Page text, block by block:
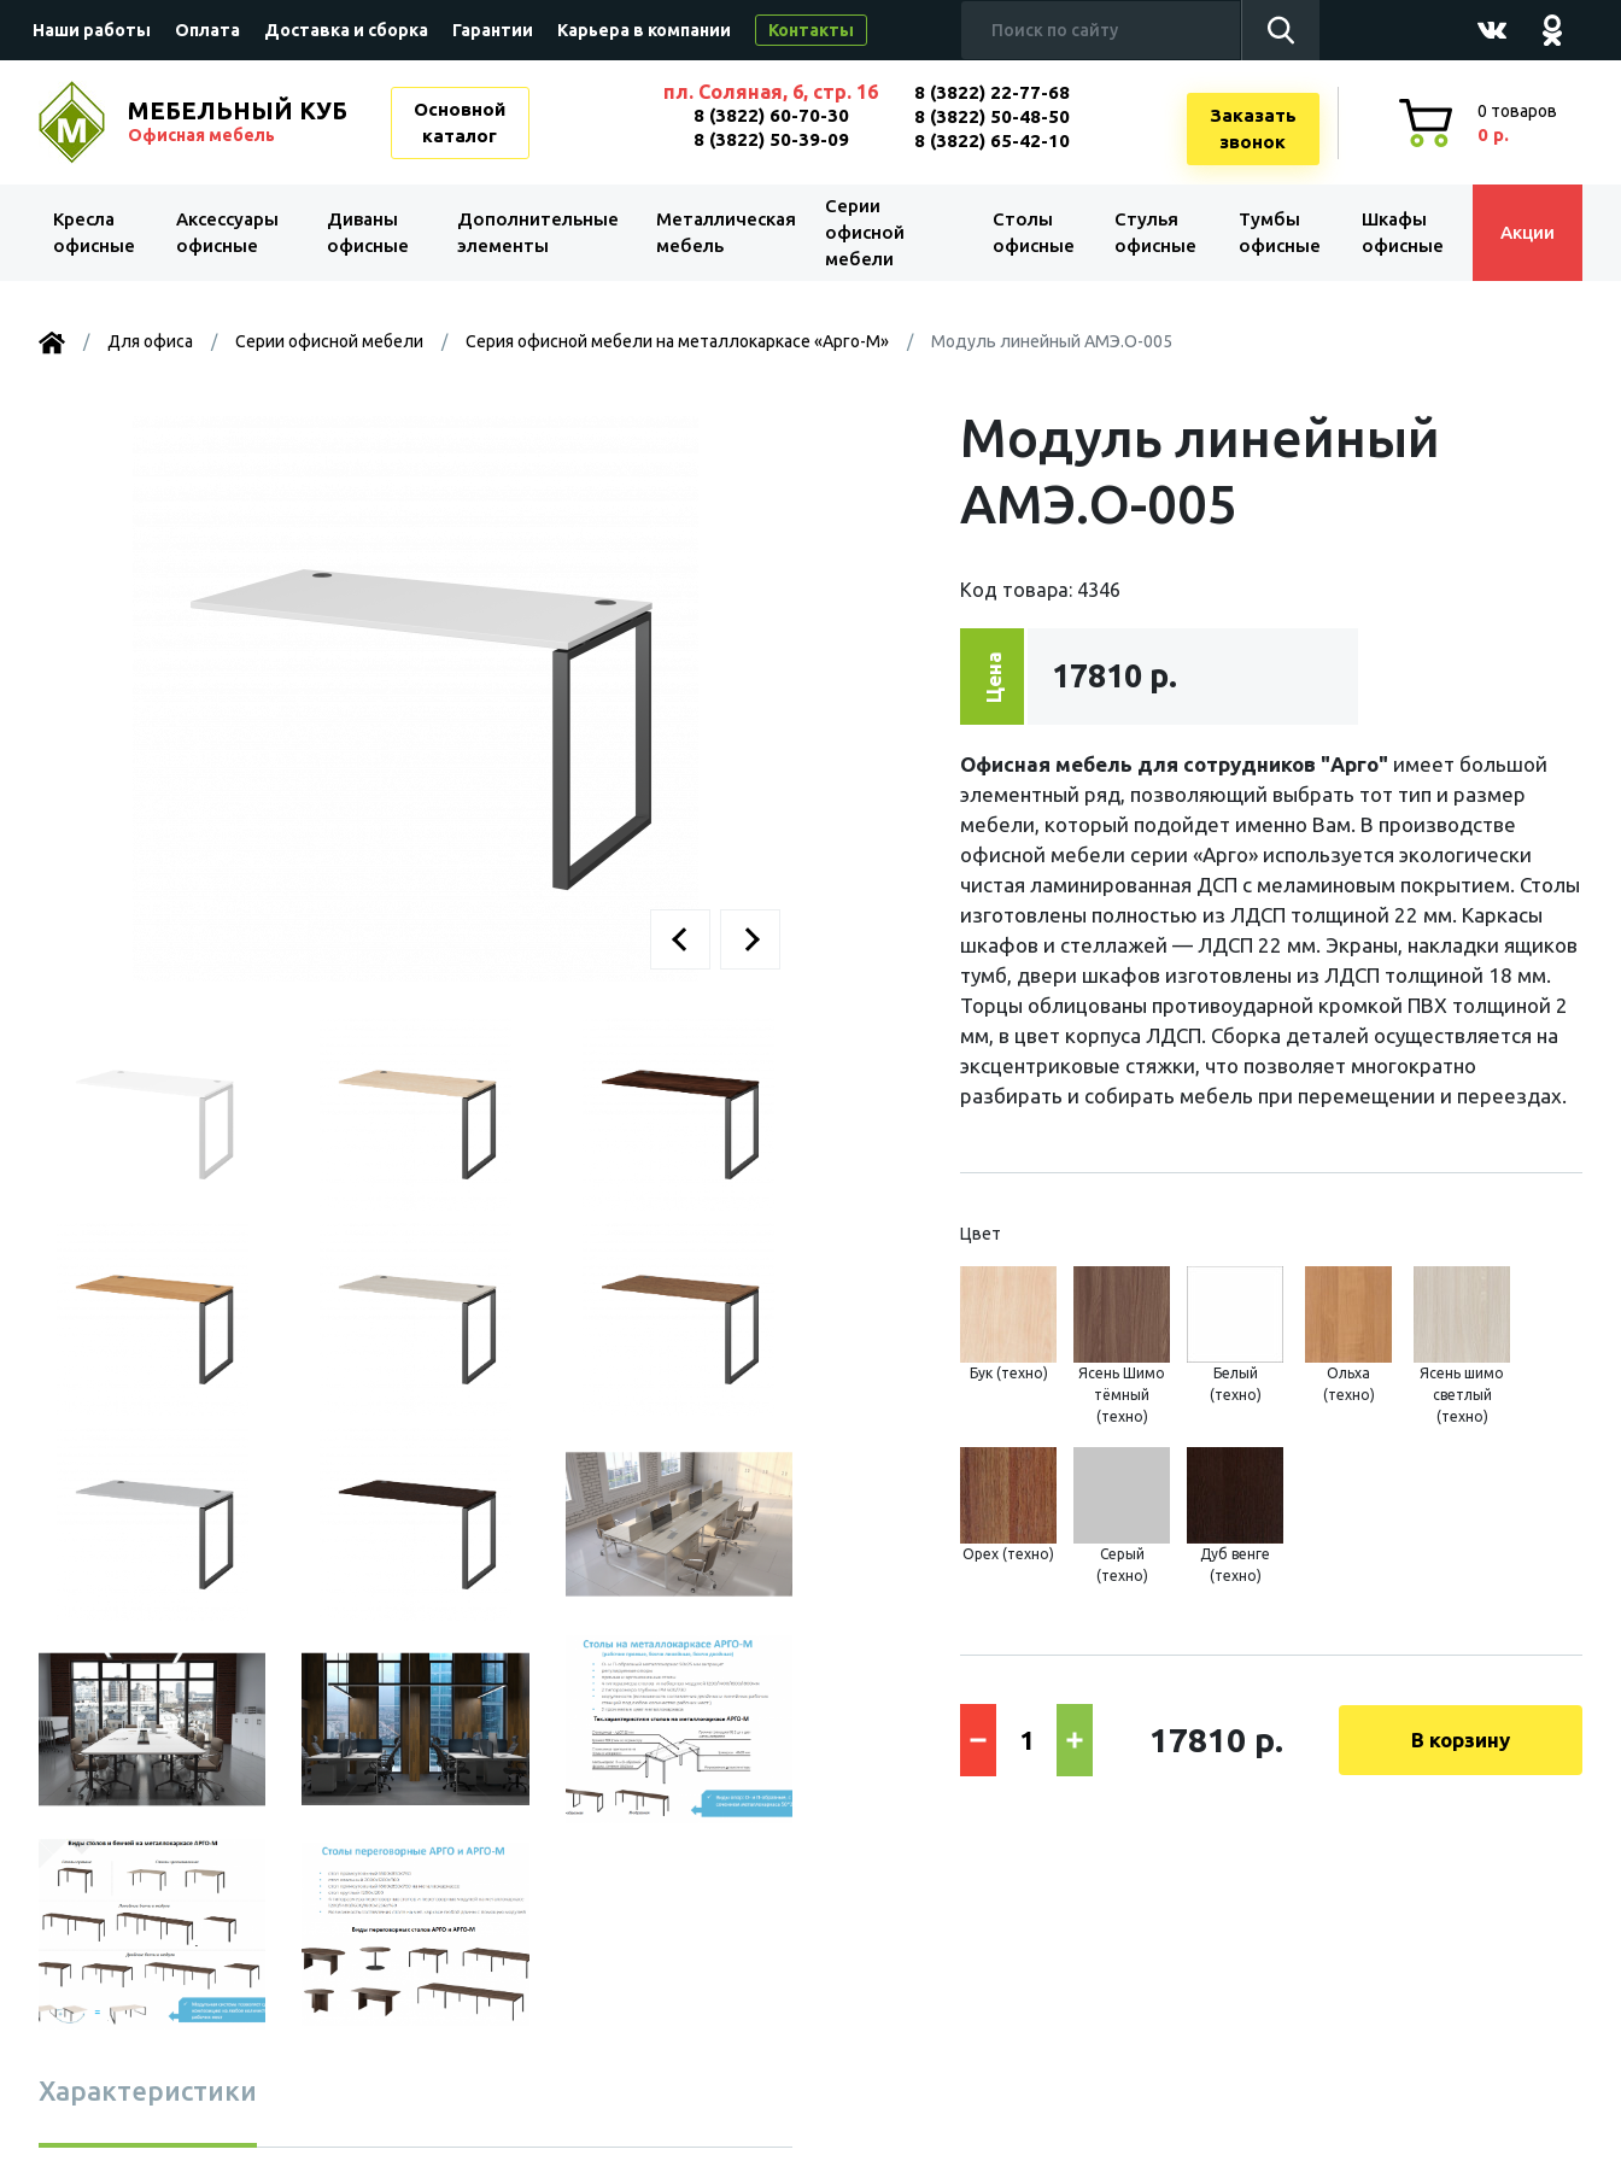
Наши работы Оплата Доставка и сборка Гарантии Карьера в компании Контакты
МЕБЕЛЬНЫЙ КУБ
Офисная мебель
Основной
каталог
пл. Соляная, 6, стр. 16
8 (3822) 60-70-30
8 (3822) 50-39-09
8 (3822) 22-77-68
8 (3822) 50-48-50
8 (3822) 65-42-10
Заказать
звонок
0 товаров
0 р.
Kресла
офисные
Аксессуары
офисные
Диваны
офисные
Дополнительные
элементы
Металлическая
мебель
Серии
офисной
мебели
Столы
офисные
Стулья
офисные
Тумбы
офисные
Шкафы
офисные
Акции
Для офиса Серии офисной мебели Серия офисной мебели на металлокаркасе «Арго-М» Модуль линейный АМЭ.О-005
Характеристики
Модуль линейный
АМЭ.О-005
Код товара: 4346
Цена 17810 р.
Офисная мебель для сотрудников "Арго" имеет большой
элементный ряд, позволяющий выбрать тот тип и размер
мебели, который подойдет именно Вам. В производстве
офисной мебели серии «Арго» используется экологически
чистая ламинированная ДСП с меламиновым покрытием. Столы
изготовлены полностью из ЛДСП толщиной 22 мм. Каркасы
шкафов и стеллажей — ЛДСП 22 мм. Экраны, накладки ящиков
тумб, двери шкафов изготовлены из ЛДСП толщиной 18 мм.
Торцы облицованы противоударной кромкой ПВХ толщиной 2
мм, в цвет корпуса ЛДСП. Сборка деталей осуществляется на
эксцентриковые стяжки, что позволяет многократно
разбирать и собирать мебель при перемещении и переездах.
Цвет
Бук (техно)
Ясень Шимо
тёмный
(техно)
Белый
(техно)
Ольха
(техно)
Ясень шимо
светлый
(техно)
Орех (техно)
Серый
(техно)
Дуб венге
(техно)
17810 р. В корзину